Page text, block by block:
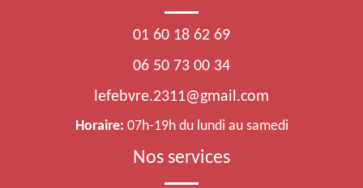
01 60 18 62 69
06 50 73 00 34
lefebvre.2311@gmail.com
Horaire: 07h-19h du lundi au samedi
Nos services